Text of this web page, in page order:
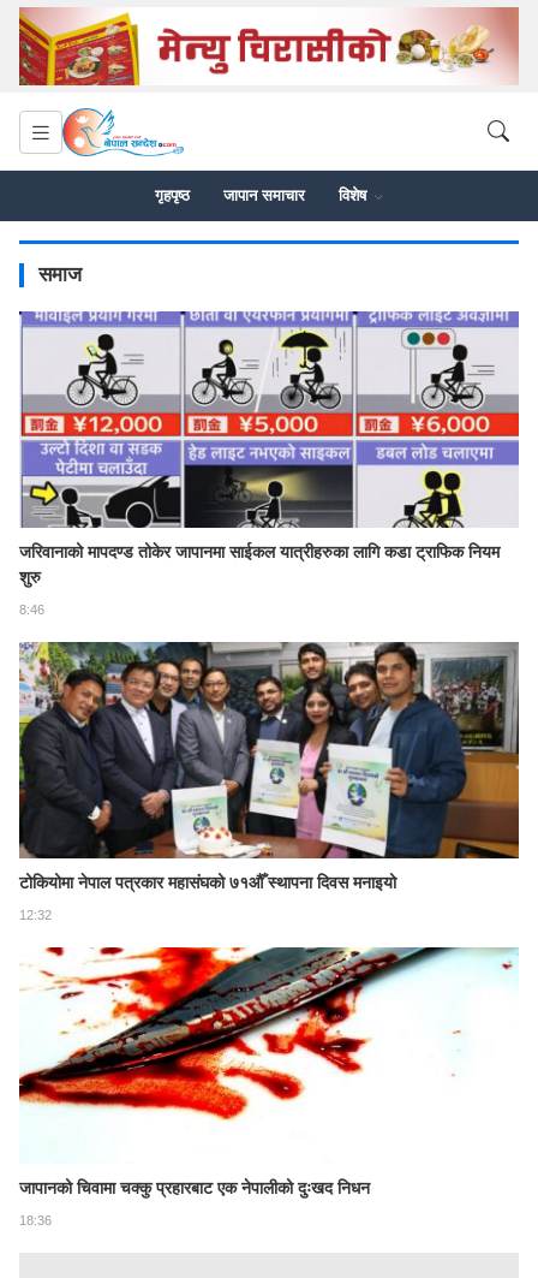
गृहपृष्ठ जापान समाचार विशेष
समाज
जरिवानाको मापदण्ड तोकेर जापानमा साईकल यात्रीहरुका लागि कडा ट्राफिक नियम
शुरु
8:46
टोकियोमा नेपाल पत्रकार महासंघको ७१औँ स्थापना दिवस मनाइयो
12:32
जापानको चिवामा चक्कु प्रहारबाट एक नेपालीको दुःखद निधन
18:36